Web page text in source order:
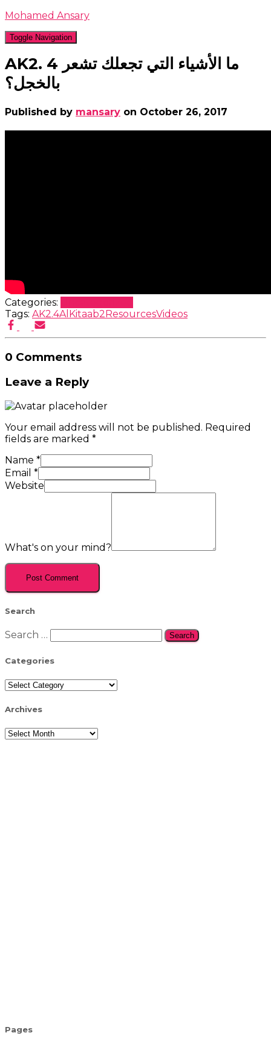
Mohamed Ansary
Toggle Navigation
AK2. 4 ما الأشياء التي تجعلك تشعر
بالخجل؟
Published by mansary on October 26, 2017
Categories:
Tags: AK2.4AlKitaab2ResourcesVideos
0 Comments
Leave a Reply
Your email address will not be published. Required
fields are marked *
Name *
Email *
Website
What's on your mind?
Search
Search
Search …
Categories
Categories
Archives
Archives
Pages